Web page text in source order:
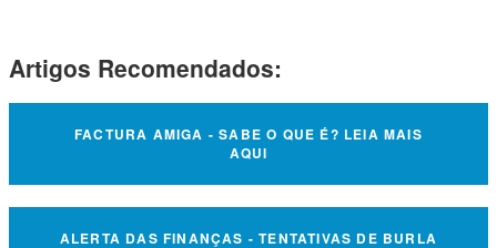
Artigos Recomendados:
FACTURA AMIGA - SABE O QUE É? LEIA MAIS
AQUI
ALERTA DAS FINANÇAS - TENTATIVAS DE BURLA